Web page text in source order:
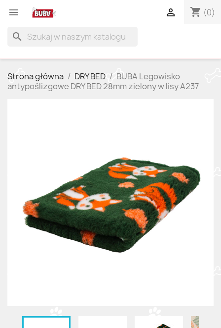
 shopping_cart (0)

search
Strona główna DRY BED
BUBA Legowisko
antypoślizgowe DRY BED 28mm zielony w lisy A237